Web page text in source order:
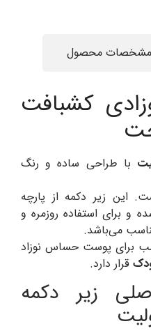
مشخصات محصول
کشبافت
با طراحی ساده و رنگ
این زیر دکمه از پارچه
و برای استفاده روزمره و
می‌باشد.
برای پوست حساس نوزاد
قرار دارد.
زیر دکمه